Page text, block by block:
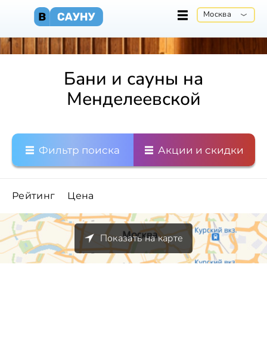
Москва
Бани и сауны на
Менделеевской
Фильтр поиска Акции и скидки
Рейтинг Цена
Показать на карте